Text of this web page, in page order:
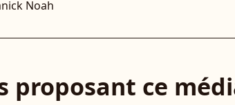
Noah
proposant ce